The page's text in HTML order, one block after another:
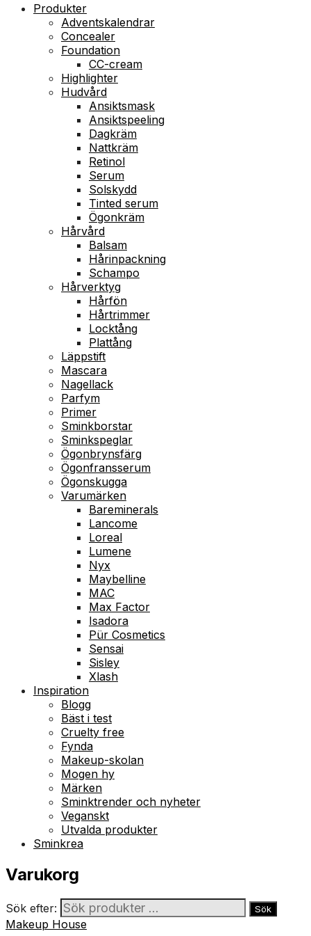
Produkter
Adventskalendrar
Concealer
Foundation
CC-cream
Highlighter
Hudvård
Ansiktsmask
Ansiktspeeling
Dagkräm
Nattkräm
Retinol
Serum
Solskydd
Tinted serum
Ögonkräm
Hårvård
Balsam
Hårinpackning
Schampo
Hårverktyg
Hårfön
Hårtrimmer
Locktång
Plattång
Läppstift
Mascara
Nagellack
Parfym
Primer
Sminkborstar
Sminkspeglar
Ögonbrynsfärg
Ögonfransserum
Ögonskugga
Varumärken
Bareminerals
Lancome
Loreal
Lumene
Nyx
Maybelline
MAC
Max Factor
Isadora
Pür Cosmetics
Sensai
Sisley
Xlash
Inspiration
Blogg
Bäst i test
Cruelty free
Fynda
Makeup-skolan
Mogen hy
Märken
Sminktrender och nyheter
Veganskt
Utvalda produkter
Sminkrea
Varukorg
Sök efter: Sök
Makeup House